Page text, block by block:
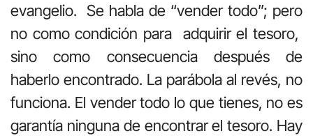
evangelio. Se habla de “vender todo”; pero
no como condición para adquirir el tesoro,
sino como consecuencia después de
haberlo encontrado. La parábola al revés, no
funciona. El vender todo lo que tienes, no es
garantía ninguna de encontrar el tesoro. Hay